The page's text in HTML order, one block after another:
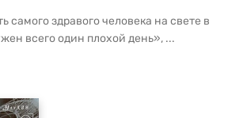
самого здравого человека на свете в
всего один плохой день», ...